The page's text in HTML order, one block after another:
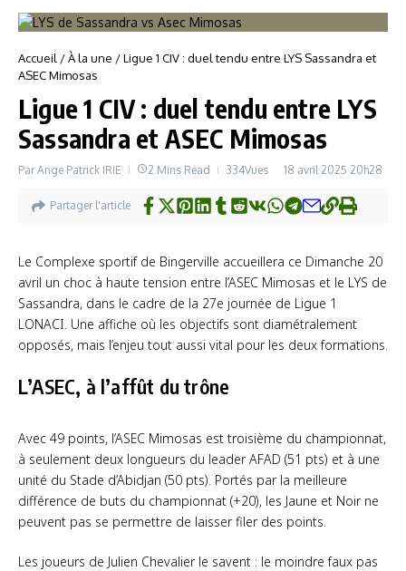
Accueil /À la une /Ligue 1 CIV : duel tendu entre LYS Sassandra et
ASEC Mimosas
Ligue 1 CIV : duel tendu entre LYS
Sassandra et ASEC Mimosas
ParAnge Patrick IRIE 2 Mins Read 334Vues 18 avril 2025 20h28
Partager l'article
Le Complexe sportif de Bingerville accueillera ce Dimanche 20
avril un choc à haute tension entre l’ASEC Mimosas et le LYS de
Sassandra, dans le cadre de la 27e journée de Ligue 1
LONACI. Une affiche où les objectifs sont diamétralement
opposés, mais l’enjeu tout aussi vital pour les deux formations.
L’ASEC, à l’affût du trône
Avec 49 points, l’ASEC Mimosas est troisième du championnat,
à seulement deux longueurs du leader AFAD (51 pts) et à une
unité du Stade d’Abidjan (50 pts). Portés par la meilleure
différence de buts du championnat (+20), les Jaune et Noir ne
peuvent pas se permettre de laisser filer des points.
Les joueurs de Julien Chevalier le savent : le moindre faux pas